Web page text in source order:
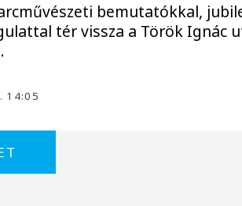
bemutatókkal,
tér vissza a Török Ignác
14:05